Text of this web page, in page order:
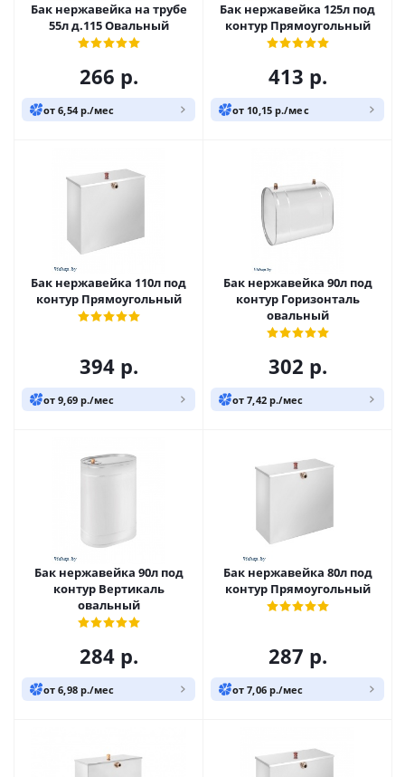
Бак нержавейка на трубе
55л д.115 Овальный
266 р.
от 6,54 р./мес
Бак нержавейка 125л под
контур Прямоугольный
413 р.
от 10,15 р./мес
Бак нержавейка 110л под
контур Прямоугольный
394р.
от 9,69 р./мес
Бак нержавейка 90л под
контур Горизонталь
овальный
302 р.
от 7,42 р./мес
Бак нержавейка 90л под
контур Вертикаль
овальный
284р.
от 6,98 р./мес
Бак нержавейка 80л под
контур Прямоугольный
287 р.
от 7,06 р./мес